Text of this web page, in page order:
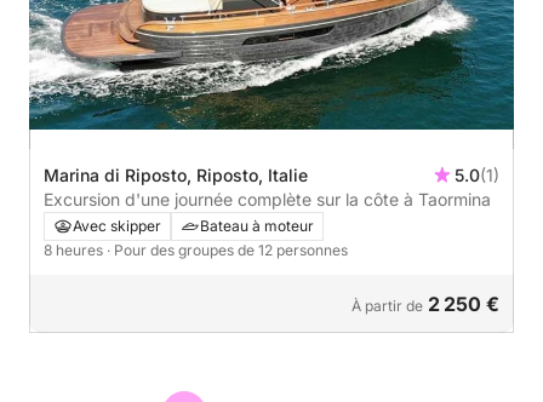
Marina di Riposto, Riposto, Italie 5.0(1)
Excursion d'une journée complète sur la côte à Taormina
Avec skipper
Bateau à moteur
8 heures · Pour des groupes de 12 personnes
À partir de 2 250 €